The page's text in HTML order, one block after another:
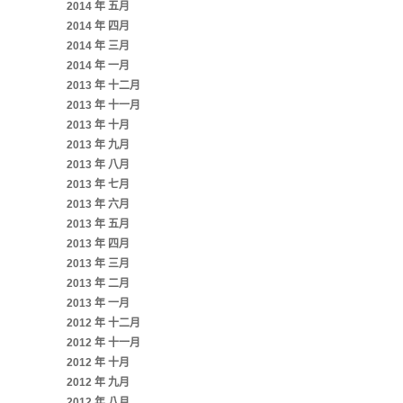
2014 年 五月
2014 年 四月
2014 年 三月
2014 年 一月
2013 年 十二月
2013 年 十一月
2013 年 十月
2013 年 九月
2013 年 八月
2013 年 七月
2013 年 六月
2013 年 五月
2013 年 四月
2013 年 三月
2013 年 二月
2013 年 一月
2012 年 十二月
2012 年 十一月
2012 年 十月
2012 年 九月